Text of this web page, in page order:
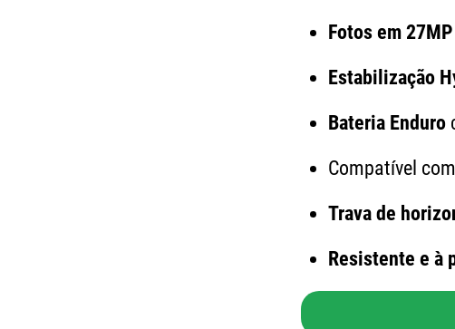
Fotos em 27MP
Estabilização
Bateria Enduro
Compatível com
Trava de
Resistente e à